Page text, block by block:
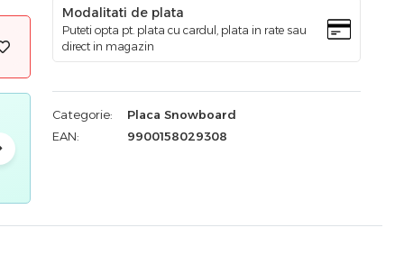
Modalitati de plata
Puteti opta pt. plata cu cardul, plata in rate sau
direct in magazin
Categorie:
Placa Snowboard
EAN:
9900158029308